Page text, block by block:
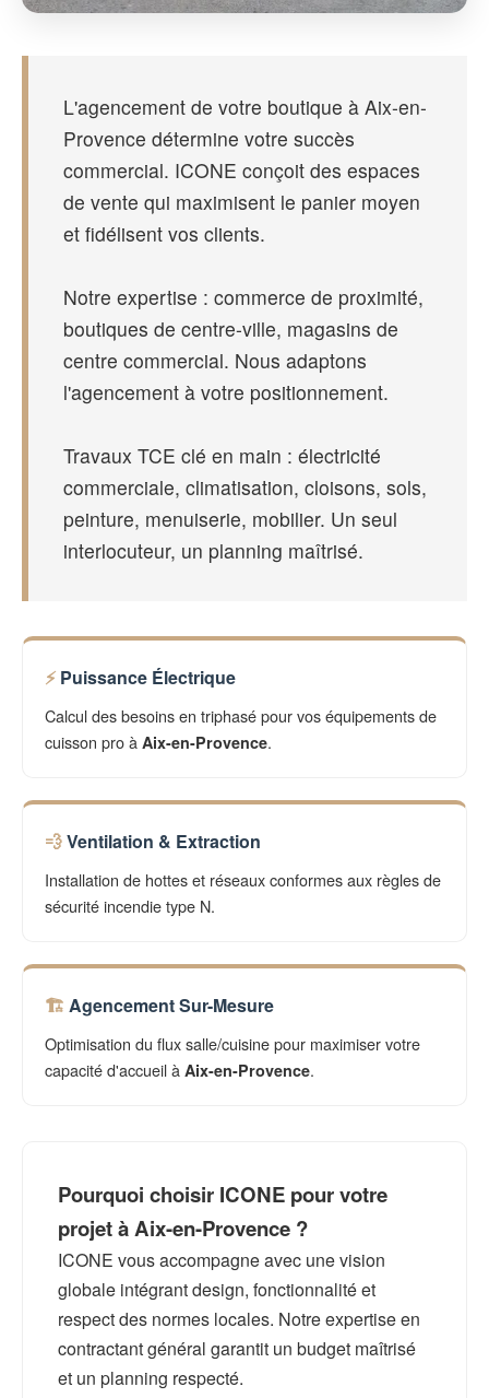
L'agencement de votre boutique à Aix-en-
Provence détermine votre succès
commercial. ICONE conçoit des espaces
de vente qui maximisent le panier moyen
et fidélisent vos clients.
Notre expertise : commerce de proximité,
boutiques de centre-ville, magasins de
centre commercial. Nous adaptons
l'agencement à votre positionnement.
Travaux TCE clé en main : électricité
commerciale, climatisation, cloisons, sols,
peinture, menuiserie, mobilier. Un seul
interlocuteur, un planning maîtrisé.
Puissance Électrique
Calcul des besoins en triphasé pour vos équipements de
cuisson pro à Aix-en-Provence.
Ventilation & Extraction
Installation de hottes et réseaux conformes aux règles de
sécurité incendie type N.
Agencement Sur-Mesure
Optimisation du flux salle/cuisine pour maximiser votre
capacité d'accueil à Aix-en-Provence.
Pourquoi choisir ICONE pour votre
projet à Aix-en-Provence ?
ICONE vous accompagne avec une vision
globale intégrant design, fonctionnalité et
respect des normes locales. Notre expertise en
contractant général garantit un budget maîtrisé
et un planning respecté.